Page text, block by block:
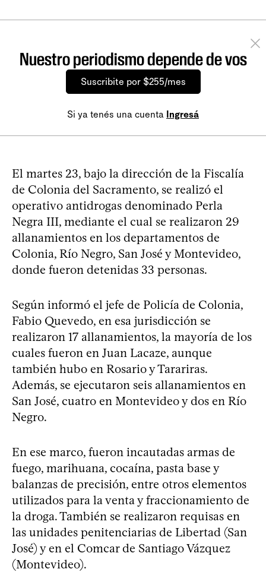
Nuestro periodismo depende de vos
Suscribite por $255/mes
Si ya tenés una cuenta Ingresá
El martes 23, bajo la dirección de la Fiscalía
de Colonia del Sacramento, se realizó el
operativo antidrogas denominado Perla
Negra III, mediante el cual se realizaron 29
allanamientos en los departamentos de
Colonia, Río Negro, San José y Montevideo,
donde fueron detenidas 33 personas.
Según informó el jefe de Policía de Colonia,
Fabio Quevedo, en esa jurisdicción se
realizaron 17 allanamientos, la mayoría de los
cuales fueron en Juan Lacaze, aunque
también hubo en Rosario y Tarariras.
Además, se ejecutaron seis allanamientos en
San José, cuatro en Montevideo y dos en Río
Negro.
En ese marco, fueron incautadas armas de
fuego, marihuana, cocaína, pasta base y
balanzas de precisión, entre otros elementos
utilizados para la venta y fraccionamiento de
la droga. También se realizaron requisas en
las unidades penitenciarias de Libertad (San
José) y en el Comcar de Santiago Vázquez
(Montevideo).